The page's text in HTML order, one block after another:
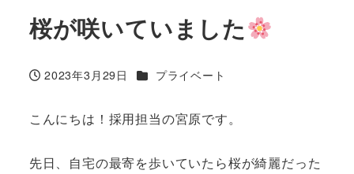
桜が咲いていました
投稿日
2023年3月29日 カテゴリー
プライベート
こんにちは！採用担当の宮原です。
先日、自宅の最寄を歩いていたら桜が綺麗だった